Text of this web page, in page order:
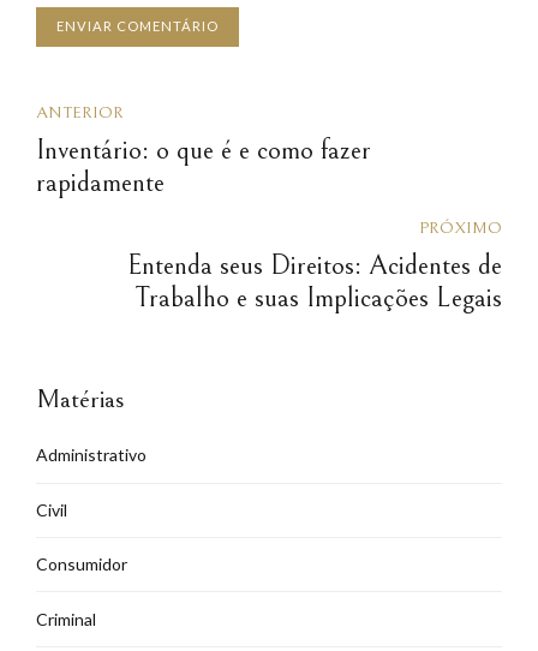
ENVIAR COMENTÁRIO
ANTERIOR
Inventário: o que é e como fazer
rapidamente
PRÓXIMO
Entenda seus Direitos: Acidentes de
Trabalho e suas Implicações Legais
Matérias
Administrativo
Civil
Consumidor
Criminal